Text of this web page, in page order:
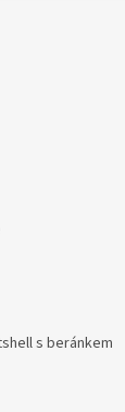
s beránkem